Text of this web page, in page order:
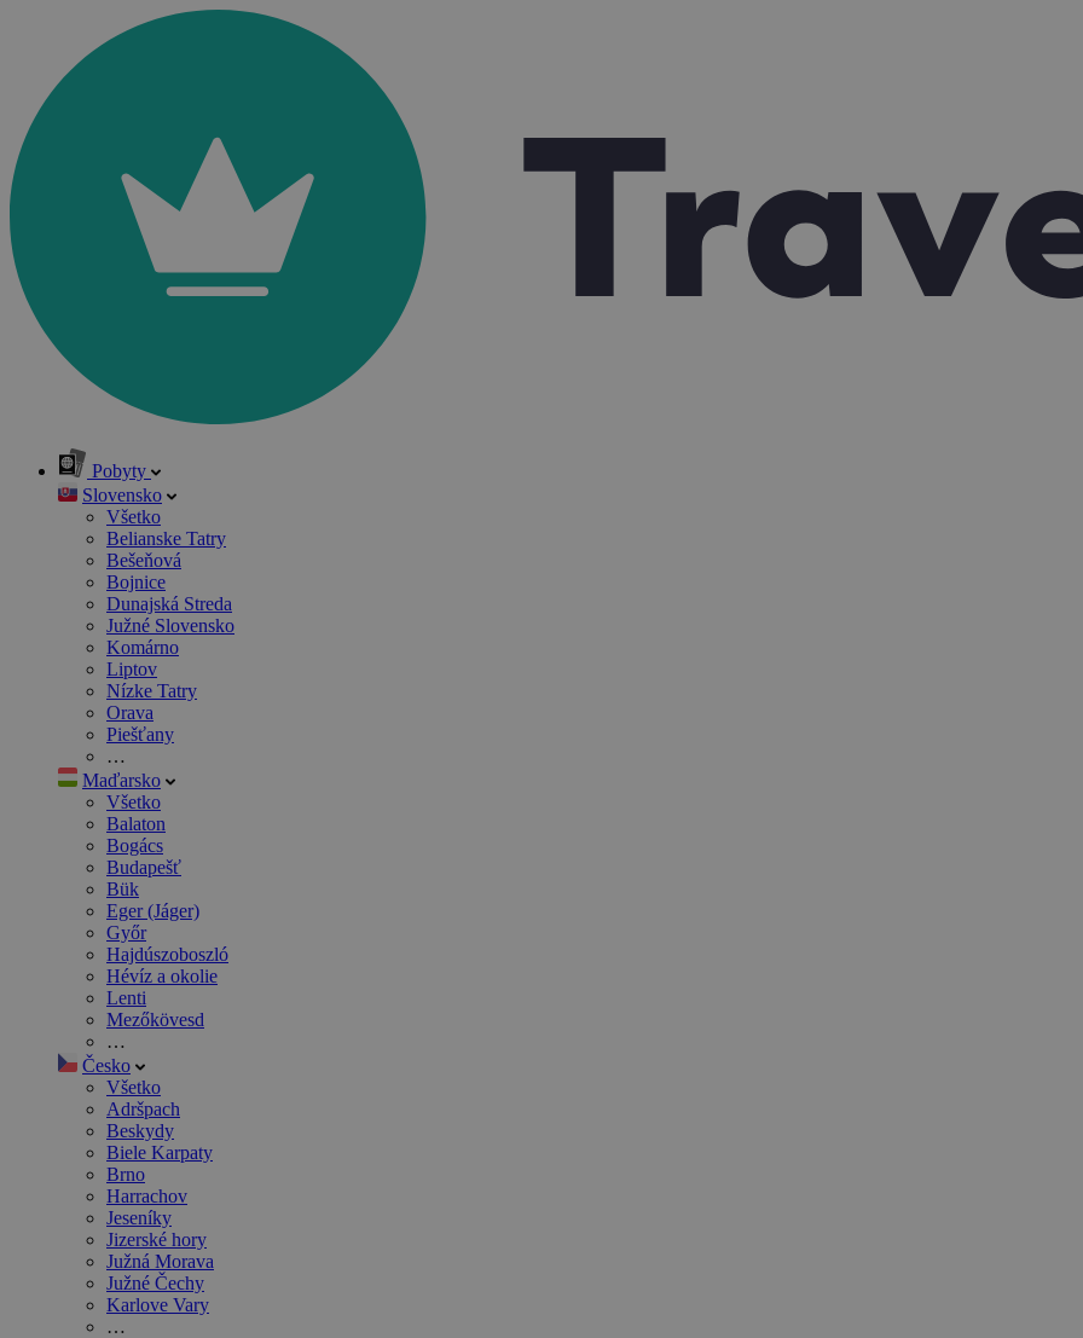
Pobyty
Slovensko
Všetko
Belianske Tatry
Bešeňová
Bojnice
Dunajská Streda
Južné Slovensko
Komárno
Liptov
Nízke Tatry
Orava
Piešťany
…
Maďarsko
Všetko
Balaton
Bogács
Budapešť
Bük
Eger (Jáger)
Győr
Hajdúszoboszló
Hévíz a okolie
Lenti
Mezőkövesd
…
Česko
Všetko
Adršpach
Beskydy
Biele Karpaty
Brno
Harrachov
Jeseníky
Jizerské hory
Južná Morava
Južné Čechy
Karlove Vary
…